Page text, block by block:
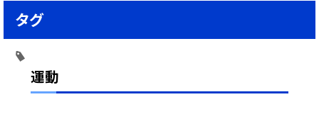
運動
タグ